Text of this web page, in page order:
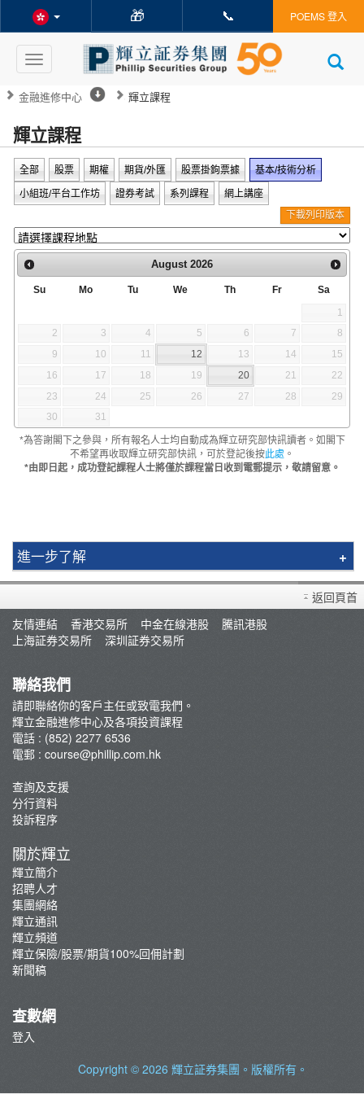
🎁 📞 POEMS 登入
Toggle
navigation
金融進修中心 輝立課程
輝立課程
全部 股票 期權 期貨/外匯 股票掛鉤票據 基本/技術分析
小組班/平台工作坊 證券考試 系列課程
網上講座
下載列印版本
August 2026
Su Mo Tu We Th Fr Sa
1
2
3 4 5 6 7
8
9
10 11 12 13 14
15
16
17 18 19 20 21
22
23
24 25 26 27 28
29
30
31
*為答謝閣下之參與，所有報名人士均自動成為輝立研究部快訊讀者。如閣下
不希望再收取輝立研究部快訊，可於登記後按此處 。
*由即日起，成功登記課程人士將僅於課程當日收到電郵提示，敬請留意。
進一步了解
簡介
講師
視頻教程
條款及細則
郭樹鈿博士股票期權策略班
George Au期權實戰技巧分享班
咖啡拉花工作坊
返回頁首
友情連結
香港交易所 中金在線港股
騰訊港股
上海証券交易所
深圳証券交易所
聯絡我們
請即聯絡你的客戶主任或致電我們。
輝立金融進修中心及各項投資課程
電話 : (852) 2277 6536
電郵 : course@phillip.com.hk
查詢及支援
分行資料
投訴程序
關於輝立
輝立簡介
招聘人才
集團網絡
輝立通訊
輝立頻道
輝立保險/股票/期貨100%回佣計劃
新聞稿
查數網
登入
Copyright © 2026 輝立証券集團 。版權所有。